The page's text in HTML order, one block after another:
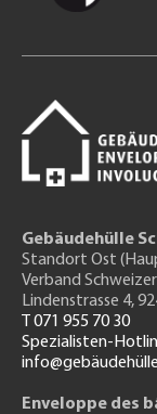
Gebäudehülle
Standort Ost
Verband
Lindenstrasse 4,
T 071 955 70 30
Spezialisten-
Enveloppe des